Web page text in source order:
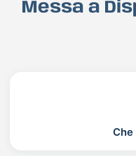
Messa a
Che